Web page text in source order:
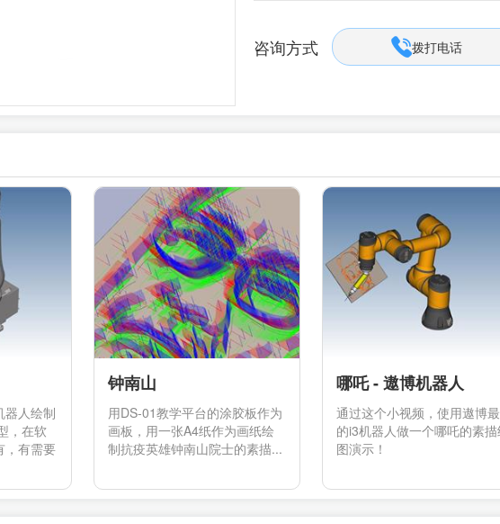
咨询方式 拨打电话
器人绘制
，在软
，有需要
钟南山
用DS-01教学平台的涂胶板作为
画板，用一张A4纸作为画纸绘
制抗疫英雄钟南山院士的素描...
哪吒 - 遨博机器人
通过这个小视频，使用遨博
的i3机器人做一个哪吒的素描
图演示！